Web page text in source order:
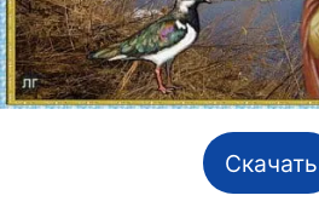
Скачать